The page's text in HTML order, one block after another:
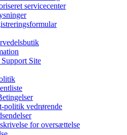
servicecenter
Site
politik vedrørende
for oversættelse